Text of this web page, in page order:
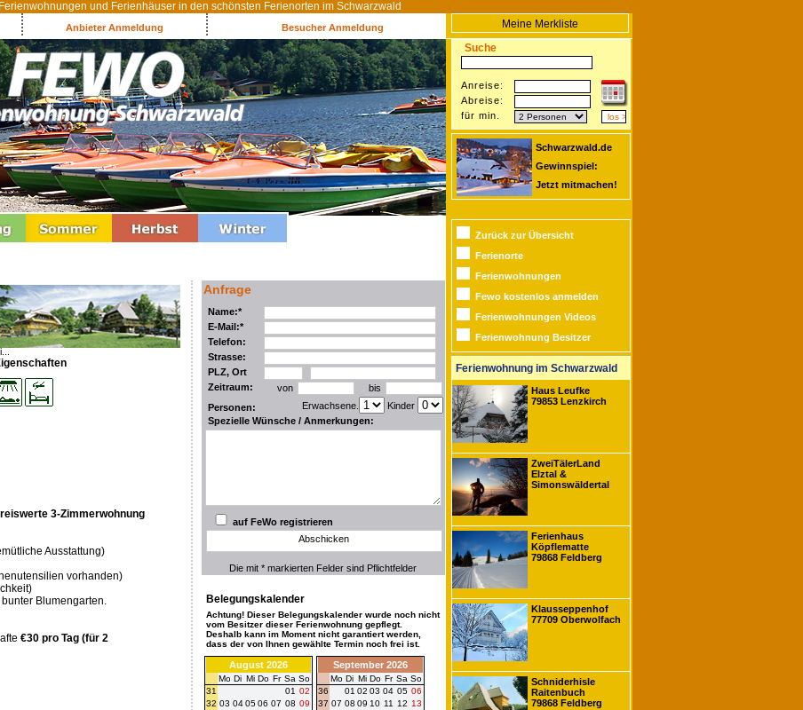
Ferienwohnungen und Ferienhäuser in den schönsten Ferienorten im Schwarzwald
Anbieter Anmeldung Besucher Anmeldung
Meine Merkliste
Suche
Anreise:
Abreise:
für min.
Schwarzwald.de
Gewinnspiel:
Jetzt mitmachen!
Anfrage
Name:*
E-Mail:*
Telefon:
Strasse:
PLZ, Ort
Zeitraum:
von
bis
Personen:
Erwachsene.
Kinder
Spezielle Wünsche / Anmerkungen:
auf FeWo registrieren
Abschicken
Die mit * markierten Felder sind Pflichtfelder
Belegungskalender
Achtung! Dieser Belegungskalender wurde noch nicht
vom Besitzer dieser Ferienwohnung gepflegt.
Deshalb kann im Moment nicht garantiert werden,
dass der von Ihnen gewählte Termin noch frei ist.
August 2026
Mo Di Mi Do Fr Sa So
31
01 02
32 03 04 05 06 07 08 09
September 2026
Mo Di Mi Do Fr Sa So
36
01 02 03 04 05 06
37 07 08 09 10 11 12 13
3-Zimmerwohnung
Ausstattung)
vorhanden)
Blumengarten.
€30 pro Tag (für 2
Zurück zur Übersicht
Ferienorte
Ferienwohnungen
Fewo kostenlos anmelden
Ferienwohnungen Videos
Ferienwohnung Besitzer
Ferienwohnung im Schwarzwald
Haus Leufke
79853 Lenzkirch
ZweiTälerLand
Elztal &
Simonswäldertal
Ferienhaus
Köpflematte
79868 Feldberg
Klausseppenhof
77709 Oberwolfach
Schniderhisle
Raitenbuch
79868 Feldberg